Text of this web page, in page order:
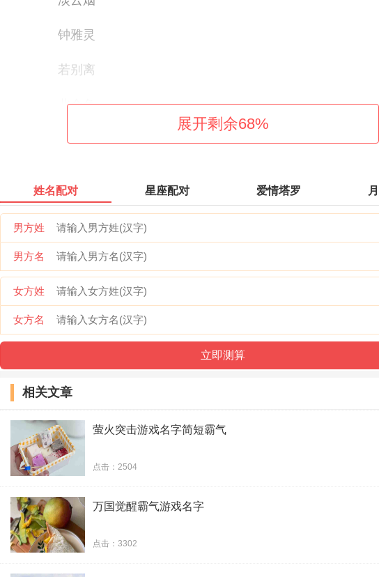
钟雅灵
若别离
北仑色
莫浅歌
冷白苜
安瑾然
一梦空
千柒岚
展开剩余68%
姓名配对 星座配对 爱情塔罗
男方姓
男方名
女方姓
女方名
相关文章
萤火突击游戏名字简短霸气
点击：2504
万国觉醒霸气游戏名字
点击：3302